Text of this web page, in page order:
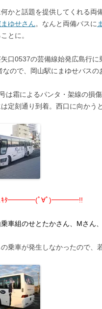
かと話題を提供してくれる両
ゆせさん。なんと両備バスに
とに。
口0537の芸備線始発広島行
なので、岡山駅にまゆせバスの
は霜によるパンタ・架線の損
定刻通り到着。西口に向かう
スｷﾀ━━━━(ﾟ∀ﾟ)━━━━!!
車組のせとたかさん、Mさん
乗車が発生しなかったので、